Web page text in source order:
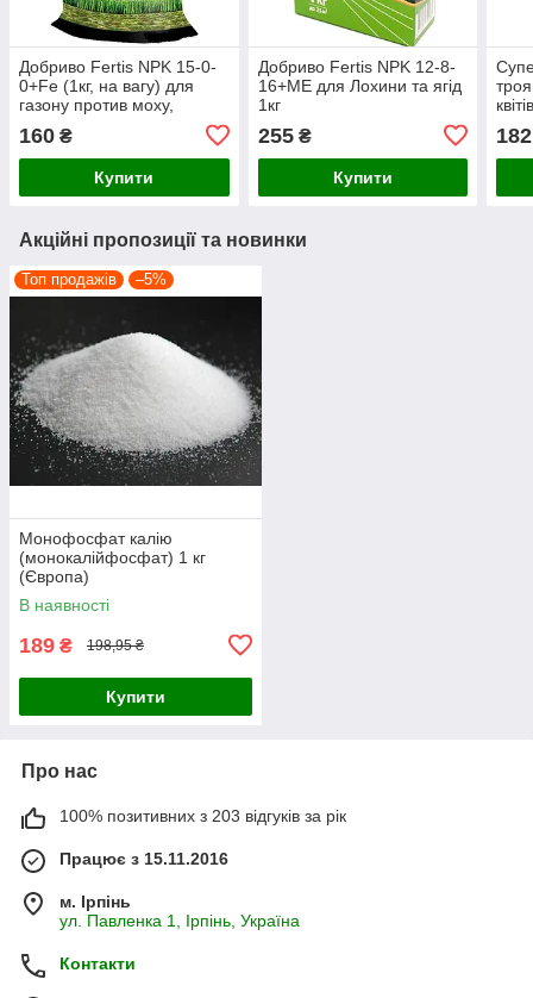
Добриво Fertis NPK 15-0-
0+Fe (1кг, на вагу) для
газону против моху,
Комплексне мінеральне
Азот + Залізо
160 ₴
Купити
Добриво Fertis NPK 12-8-
16+ME для Лохини та ягід
1кг
255₴
Купити
182
Акційні пропозиції та новинки
Топ продажів –5%
Монофосфат калію
(монокалійфосфат) 1 кг
(Європа)
В наявності
189 ₴ 198,95 ₴
Купити
Про нас
100% позитивних з 203 відгуків за рік
Працює з 15.11.2016
м. Ірпінь
ул. Павленка 1, Ірпінь, Україна
Контакти